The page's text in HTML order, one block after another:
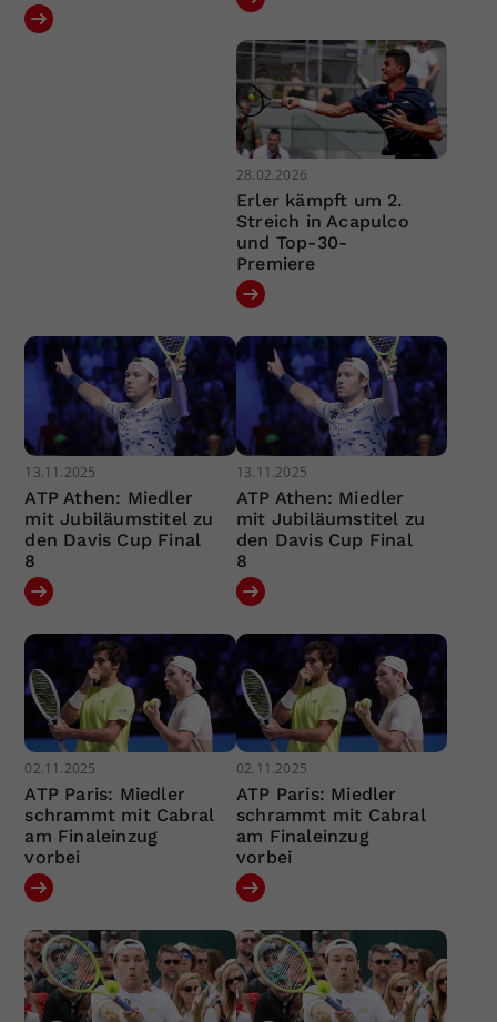
28.02.2026
Erler kämpft um 2.
Streich in Acapulco
und Top-30-
Premiere
13.11.2025
ATP Athen: Miedler
mit Jubiläumstitel zu
den Davis Cup Final
8
13.11.2025
ATP Athen: Miedler
mit Jubiläumstitel zu
den Davis Cup Final
8
02.11.2025
ATP Paris: Miedler
schrammt mit Cabral
am Finaleinzug
vorbei
02.11.2025
ATP Paris: Miedler
schrammt mit Cabral
am Finaleinzug
vorbei